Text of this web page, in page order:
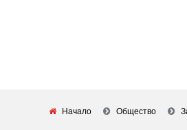
Начало Общество